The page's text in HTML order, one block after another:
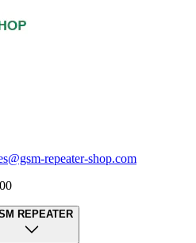
repeater-shop.com
REPEATER